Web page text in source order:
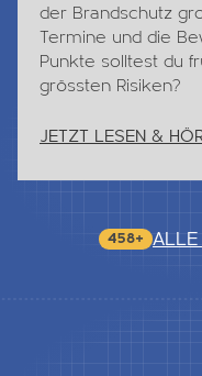
der Brandschutz
Termine und die
Punkte solltest du
grössten Risiken?
JETZT LESEN &
458+ ALLE